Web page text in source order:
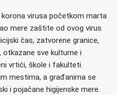
virusa početkom marta
mere zaštite od ovog virus
čas, zatvorene granice,
otkazane sve kulturne i
vrtići, škole i fakulteti.
mestima, a građanima se
i pojačane higijenske mere.